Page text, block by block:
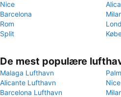
Nice
Barcelona
Rom
Split
De mest populære
Malaga Lufthavn
Alicante Lufthavn
Barcelona Lufthavn